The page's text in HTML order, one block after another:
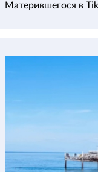
Матерившегося в